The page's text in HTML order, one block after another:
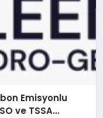
Emisyonlu
ve TSSA